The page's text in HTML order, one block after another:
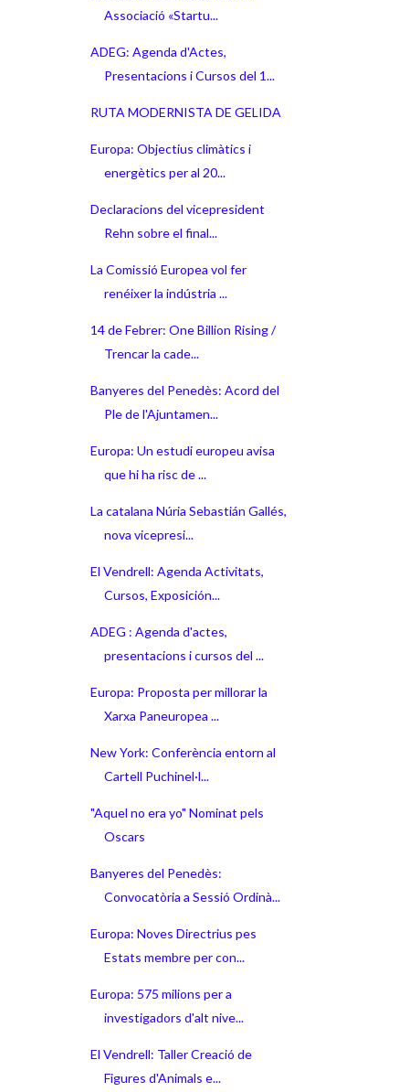
Associació «Startu...
ADEG: Agenda d'Actes,
Presentacions i Cursos del 1...
RUTA MODERNISTA DE GELIDA
Europa: Objectius climàtics i
energètics per al 20...
Declaracions del vicepresident
Rehn sobre el final...
La Comissió Europea vol fer
renéixer la indústria ...
14 de Febrer: One Billion Rising /
Trencar la cade...
Banyeres del Penedès: Acord del
Ple de l'Ajuntamen...
Europa: Un estudi europeu avisa
que hi ha risc de ...
La catalana Núria Sebastián Gallés,
nova vicepresi...
El Vendrell: Agenda Activitats,
Cursos, Exposición...
ADEG : Agenda d'actes,
presentacions i cursos del ...
Europa: Proposta per millorar la
Xarxa Paneuropea ...
New York: Conferència entorn al
Cartell Puchinel·l...
"Aquel no era yo" Nominat pels
Oscars
Banyeres del Penedès:
Convocatòria a Sessió Ordinà...
Europa: Noves Directrius pes
Estats membre per con...
Europa: 575 milions per a
investigadors d'alt nive...
El Vendrell: Taller Creació de
Figures d'Animals e...